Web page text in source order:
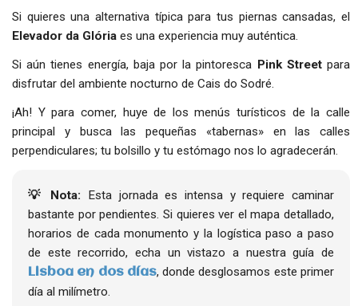
Si quieres una alternativa típica para tus piernas cansadas, el
Elevador da Glória es una experiencia muy auténtica.
Si aún tienes energía, baja por la pintoresca Pink Streetpara
disfrutar del ambiente nocturno de Cais do Sodré.
¡Ah! Y para comer, huye de los menús turísticos de la calle
principal y busca las pequeñas «tabernas» en las calles
perpendiculares; tu bolsillo y tu estómago nos lo agradecerán.
💡 Nota: Esta jornada es intensa y requiere caminar
bastante por pendientes. Si quieres ver el mapa detallado,
horarios de cada monumento y la logística paso a paso
de este recorrido, echa un vistazo a nuestra guía de
Lisboa en dos días, donde desglosamos este primer
día al milímetro.